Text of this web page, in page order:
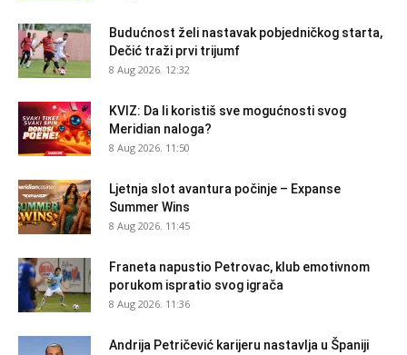
Budućnost želi nastavak pobjedničkog starta,
Dečić traži prvi trijumf
8 Aug 2026. 12:32
KVIZ: Da li koristiš sve mogućnosti svog
Meridian naloga?
8 Aug 2026. 11:50
Ljetnja slot avantura počinje – Expanse
Summer Wins
8 Aug 2026. 11:45
Franeta napustio Petrovac, klub emotivnom
porukom ispratio svog igrača
8 Aug 2026. 11:36
Andrija Petričević karijeru nastavlja u Španiji